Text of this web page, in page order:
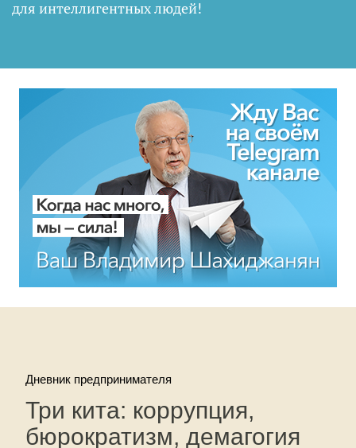
для интеллигентных людей!
Дневник предпринимателя
Три кита: коррупция,
бюрократизм, демагогия